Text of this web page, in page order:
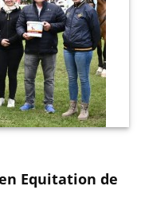
Equitation de